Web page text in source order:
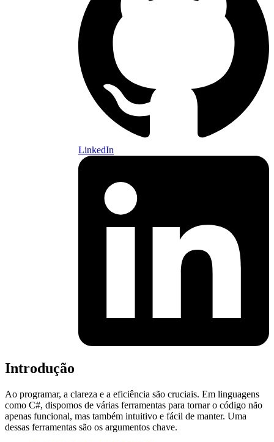
LinkedIn
Introdução
Ao programar, a clareza e a eficiência são cruciais. Em linguagens
como C#, dispomos de várias ferramentas para tornar o código não
apenas funcional, mas também intuitivo e fácil de manter. Uma
dessas ferramentas são os argumentos chave.